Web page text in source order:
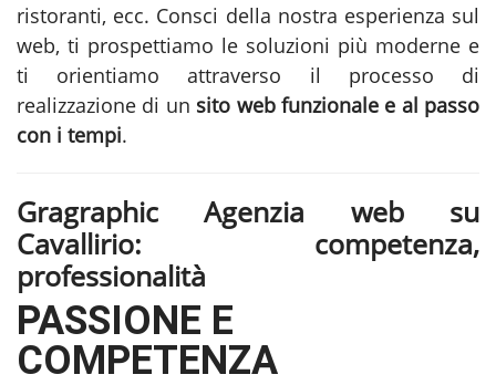
ristoranti, ecc. Consci della nostra esperienza sul
web, ti prospettiamo le soluzioni più moderne e
ti orientiamo attraverso il processo di
realizzazione di un sito web funzionale e al passo
con i tempi.
Gragraphic Agenzia web su
Cavallirio: competenza,
professionalità
PASSIONE E
COMPETENZA